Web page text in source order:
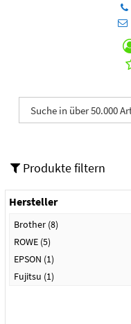
Produkte filtern
Hersteller
Brother (8)
ROWE (5)
EPSON (1)
Fujitsu (1)